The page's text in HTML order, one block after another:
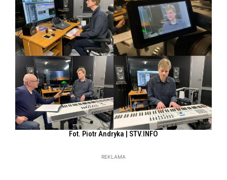
Fot. Piotr Andryka | STV.INFO
REKLAMA